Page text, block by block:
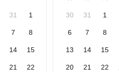
31 1
7 8
14 15
21 22
30 31 1
6 7 8
13 14 15
20 21 22